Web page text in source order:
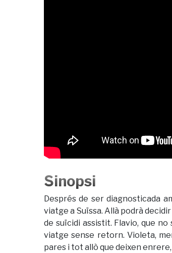
Sinopsi
Després de ser diagnosticada
viatge a Suïssa. Allà podrà
de suïcidi assistit. Flavio, que
viatge sense retorn. Violeta,
pares i tot allò que deixen